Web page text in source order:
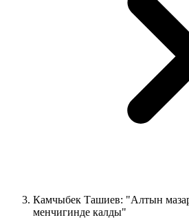
Камчыбек Ташиев: "Алтын
менчигинде калды"